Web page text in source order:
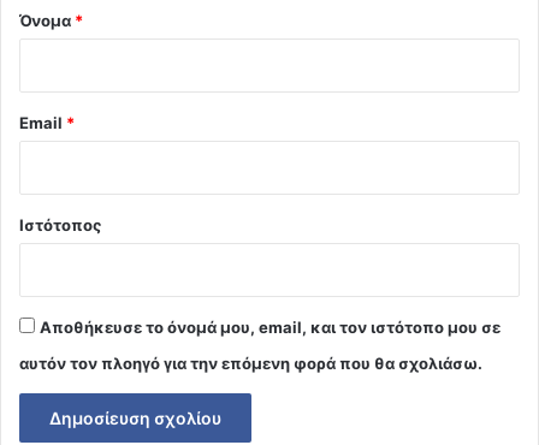
Όνομα *
Email *
Ιστότοπος
Αποθήκευσε το όνομά μου, email, και τον ιστότοπο μου σε
αυτόν τον πλοηγό για την επόμενη φορά που θα σχολιάσω.